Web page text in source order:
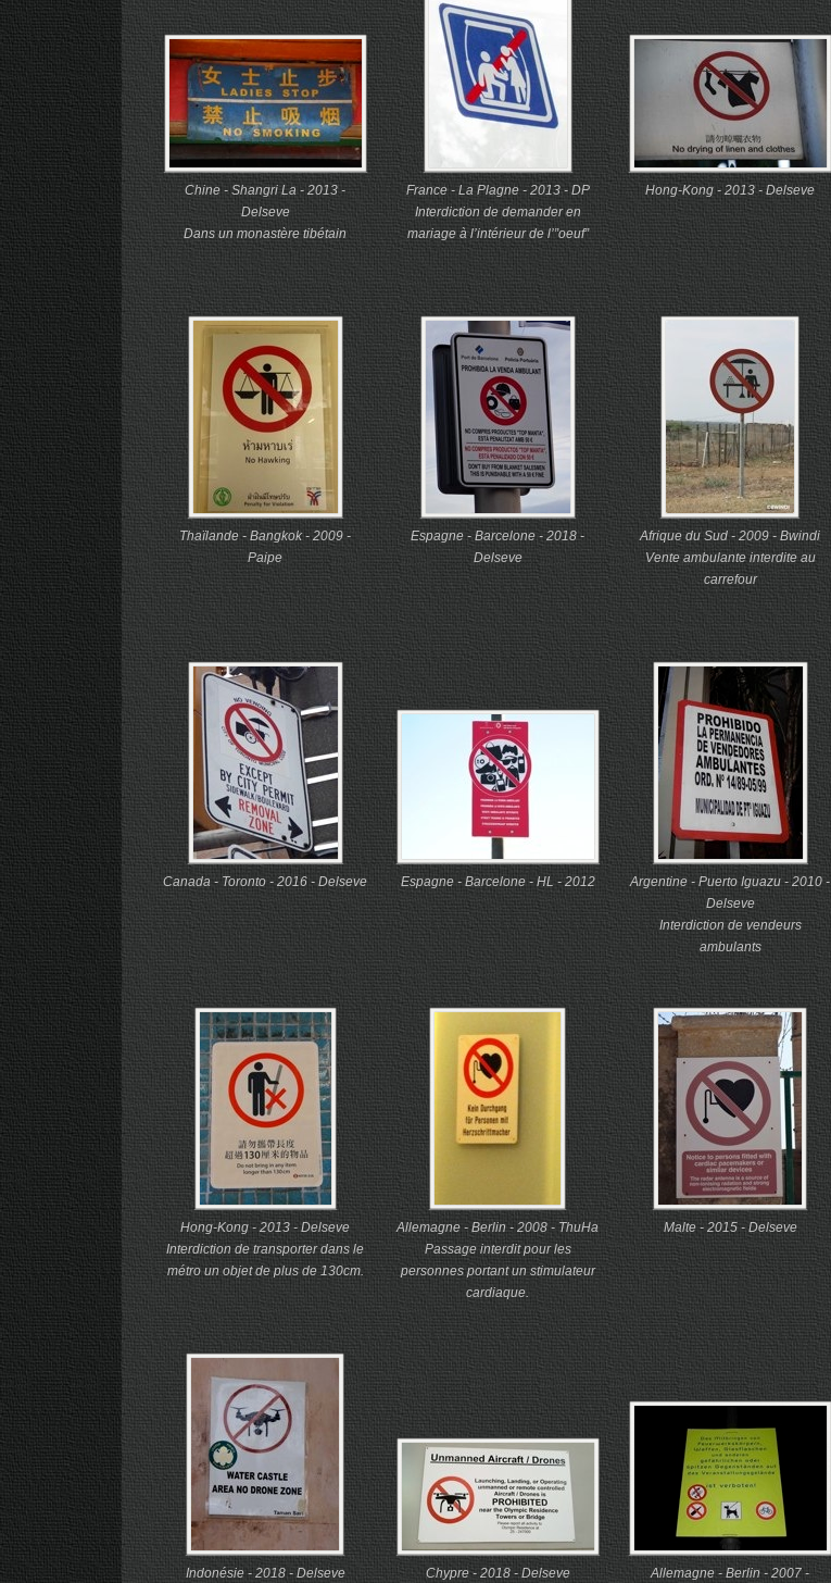
Chine - Shangri La - 2013 -
Delseve
Dans un monastère tibétain
France - La Plagne - 2013 - DP
Interdiction de demander en
mariage à l’intérieur de l’”oeuf”
Hong-Kong - 2013 - Delseve
Thaïlande - Bangkok - 2009 -
Paipe
Espagne - Barcelone - 2018 -
Delseve
Afrique du Sud - 2009 - Bwindi
Vente ambulante interdite au
carrefour
Canada - Toronto - 2016 - Delseve Espagne - Barcelone - HL - 2012
Argentine - Puerto Iguazu - 2010 -
Delseve
Interdiction de vendeurs
ambulants
Hong-Kong - 2013 - Delseve
Interdiction de transporter dans le
métro un objet de plus de 130cm.
Allemagne - Berlin - 2008 - ThuHa
Passage interdit pour les
personnes portant un stimulateur
cardiaque.
Malte - 2015 - Delseve
Indonésie - 2018 - Delseve Chypre - 2018 - Delseve Allemagne - Berlin - 2007 -